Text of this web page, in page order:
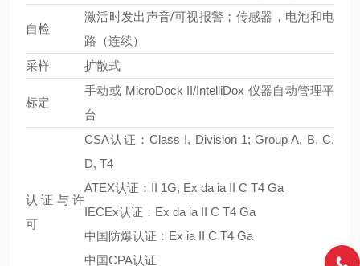
自检
激活时发出声音/可视报警；传感器，电池和电
路（连续）
采样
扩散式
标定
手动或 MicroDock II/IntelliDox 仪器自动管理平
台
认证与许
可
CSA认证：Class I, Division 1; Group A, B, C,
D, T4
ATEX认证：II 1G, Ex da ia II C T4 Ga
IECEx认证：Ex da ia II C T4 Ga
中国防爆认证：Ex ia II C T4 Ga
中国CPA认证